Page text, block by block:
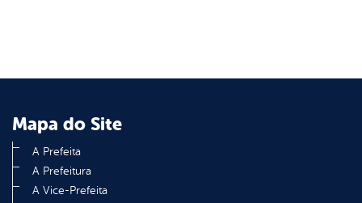
Mapa do Site
A Prefeita
A Prefeitura
A Vice-Prefeita